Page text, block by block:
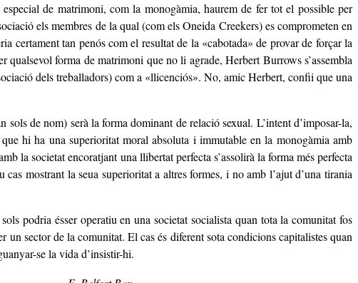
de matrimoni, com la monogàmia, haurem de fer tot el possible per
els membres de la qual (com els Oneida Creekers) es comprometen en
certament tan penós com el resultat de la «cabotada» de provar de forçar la
forma de matrimoni que no li agrade, Herbert Burrows s’assembla
dels treballadors) com a «llicenciós». No, amic Herbert, confii que una
de nom) serà la forma dominant de relació sexual. L’intent d’imposar-la,
hi ha una superioritat moral absoluta i immutable en la monogàmia amb
la societat encoratjant una llibertat perfecta s’assolirà la forma més perfecta
mostrant la seua superioritat a altres formes, i no amb l’ajut d’una tirania
podria ésser operatiu en una societat socialista quan tota la comunitat fos
sector de la comunitat. El cas és diferent sota condicions capitalistes quan
se la vida d’insistir-hi.